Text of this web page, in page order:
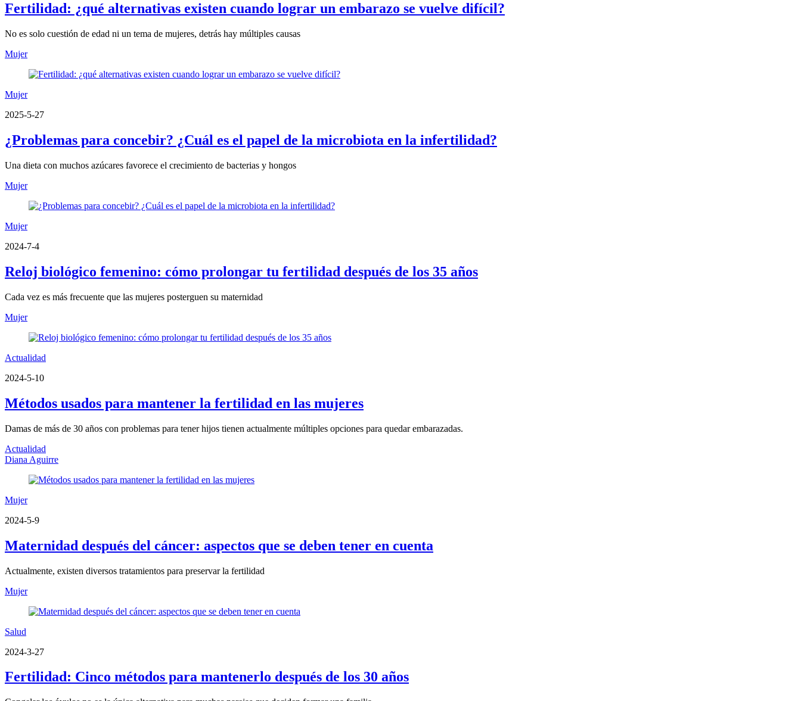
Fertilidad: ¿qué alternativas existen cuando lograr un embarazo se vuelve difícil?
No es solo cuestión de edad ni un tema de mujeres, detrás hay múltiples causas
Mujer
Mujer
2025-5-27
¿Problemas para concebir? ¿Cuál es el papel de la microbiota en la infertilidad?
Una dieta con muchos azúcares favorece el crecimiento de bacterias y hongos
Mujer
Mujer
2024-7-4
Reloj biológico femenino: cómo prolongar tu fertilidad después de los 35 años
Cada vez es más frecuente que las mujeres posterguen su maternidad
Mujer
Actualidad
2024-5-10
Métodos usados para mantener la fertilidad en las mujeres
Damas de más de 30 años con problemas para tener hijos tienen actualmente múltiples opciones para quedar embarazadas.
Actualidad
Diana Aguirre
Mujer
2024-5-9
Maternidad después del cáncer: aspectos que se deben tener en cuenta
Actualmente, existen diversos tratamientos para preservar la fertilidad
Mujer
Salud
2024-3-27
Fertilidad: Cinco métodos para mantenerlo después de los 30 años